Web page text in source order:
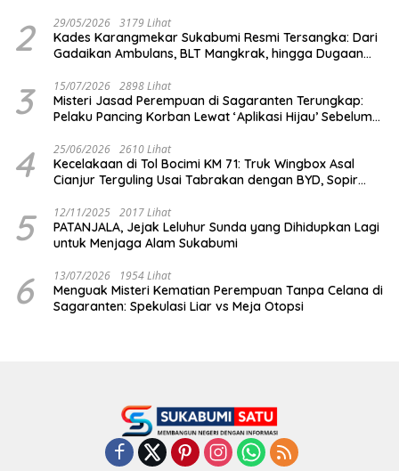
2 29/05/2026 3179 Lihat
Kades Karangmekar Sukabumi Resmi Tersangka: Dari
Gadaikan Ambulans, BLT Mangkrak, hingga Dugaan
3 15/07/2026 2898 Lihat
Misteri Jasad Perempuan di Sagaranten Terungkap:
Pelaku Pancing Korban Lewat ‘Aplikasi Hijau’ Sebelum
4 25/06/2026 2610 Lihat
Kecelakaan di Tol Bocimi KM 71: Truk Wingbox Asal
Cianjur Terguling Usai Tabrakan dengan BYD, Sopir
5 12/11/2025 2017 Lihat
PATANJALA, Jejak Leluhur Sunda yang Dihidupkan Lagi
untuk Menjaga Alam Sukabumi
6 13/07/2026 1954 Lihat
Menguak Misteri Kematian Perempuan Tanpa Celana di
Sagaranten: Spekulasi Liar vs Meja Otopsi